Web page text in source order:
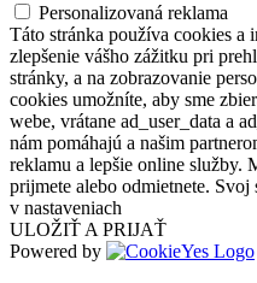
Personalizovaná reklama
Táto stránka používa cookies a
zlepšenie vášho zážitku pri
stránky, a na zobrazovanie
cookies umožníte, aby sme
webe, vrátane ad_user_data a
nám pomáhajú a našim
reklamu a lepšie online služby.
prijmete alebo odmietnete.
v nastaveniach
ULOŽIŤ A PRIJAŤ
Powered by